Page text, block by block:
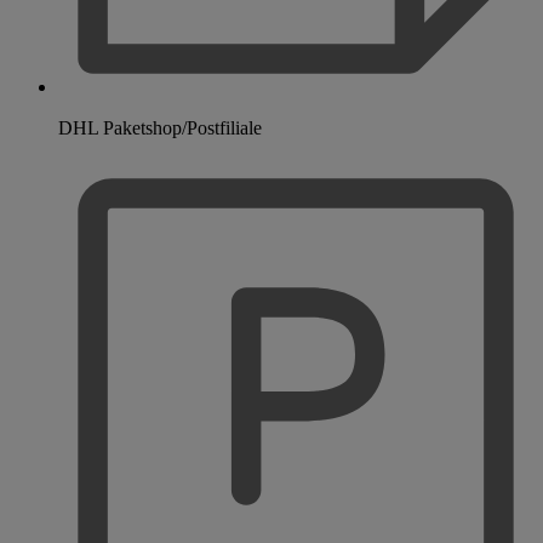
DHL Paketshop/Postfiliale